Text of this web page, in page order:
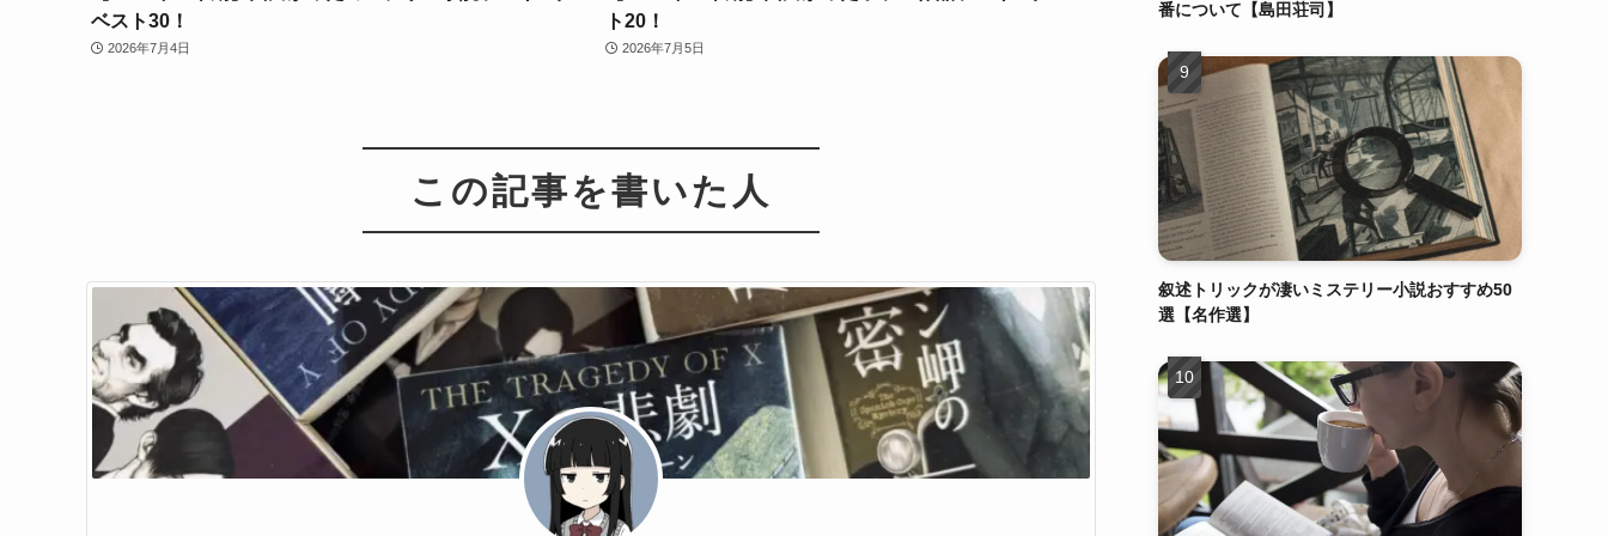
ベスト30！
2026年7月4日
ト20！
2026年7月5日
この記事を書いた人
番について【島田荘司】
叙述トリックが凄いミステリー小説おすすめ50
選【名作選】